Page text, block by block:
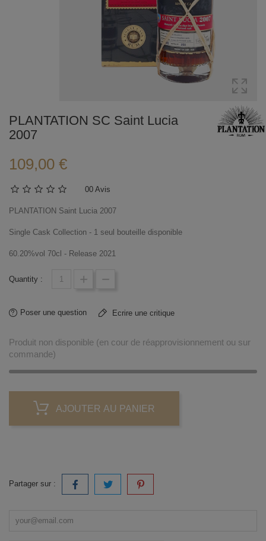
PLANTATION SC Saint Lucia
2007
109,00 €
00 Avis
PLANTATION Saint Lucia 2007
Single Cask Collection - 1 seul bouteille disponible
60.20%vol 70cl - Release 2021
Quantity :
Poser une question Ecrire une critique
Produit non disponible (en cour de réapprovisionnement ou sur
commande)
AJOUTER AU PANIER
Partager sur :